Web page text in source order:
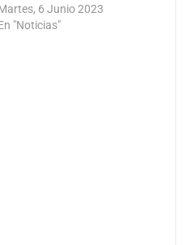
6 Junio 2023
"Noticias"